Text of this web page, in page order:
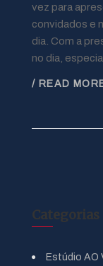
vez para
convidados e
dia. Com a
no dia,
/ READ
Categorias
Estúdio AO